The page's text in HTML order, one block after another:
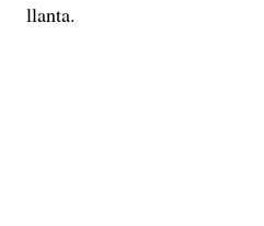
llanta.